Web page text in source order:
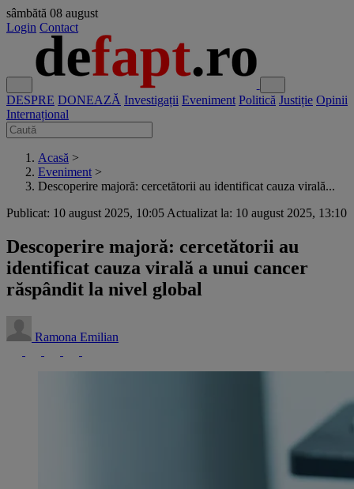
sâmbătă 08 august
Login Contact
DESPRE DONEAZĂ Investigații Eveniment Politică Justiție Opinii
Internațional
Acasă >
Eveniment >
Descoperire majoră: cercetătorii au identificat cauza virală...
Publicat: 10 august 2025, 10:05 Actualizat la: 10 august 2025, 13:10
Descoperire majoră: cercetătorii au
identificat cauza virală a unui cancer
răspândit la nivel global
Ramona Emilian